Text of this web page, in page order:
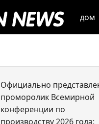
дом
Официально
проморолик Всемирной
конференции по
производству 2026 года: